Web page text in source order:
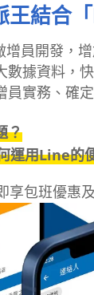
王結合
員開發，
數據資料，
員實務、確
？
運用Line的
享包班優惠